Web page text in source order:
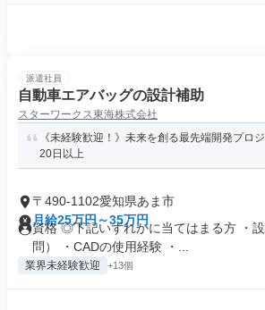
派遣社員
自動車エアバッグの設計補助
スターワークス東海株式会社
《未経験歓迎！》未来を創る最先端開発プロ
20日以上
〒490-1102愛知県あま市
月給25万円～35万円
資格 ◎下記いずれかに当てはまる方 ・
問） ・CADの使用経験 ・...
業界未経験歓迎 +13個